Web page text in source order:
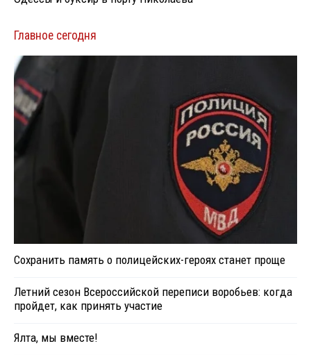
Главное сегодня
Сохранить память о полицейских-героях станет проще
Летний сезон Всероссийской переписи воробьев: когда
пройдет, как принять участие
Ялта, мы вместе!